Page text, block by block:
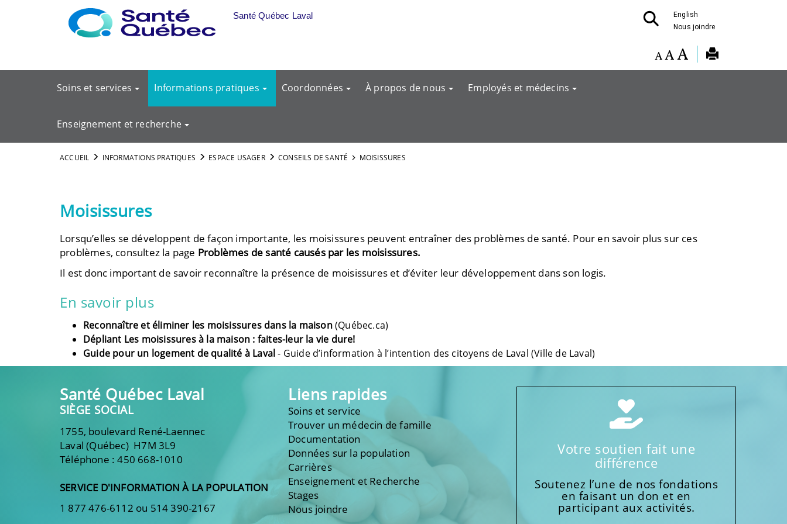
Aller au menu principal
English
Nous joindre
Santé Québec Laval
Soins et services Informations pratiques Coordonnées À propos de nous Employés et médecins
Enseignement et recherche
ACCUEIL INFORMATIONS PRATIQUES ESPACE USAGER CONSEILS DE SANTÉ MOISISSURES
Moisissures
Lorsqu’elles se développent de façon importante, les moisissures peuvent entraîner des problèmes de santé. Pour en savoir plus sur ces
problèmes, consultez la page Problèmes de santé causés par les moisissures.
Il est donc important de savoir reconnaître la présence de moisissures et d’éviter leur développement dans son logis.
En savoir plus
Reconnaître et éliminer les moisissures dans la maison(Québec.ca)
Dépliant Les moisissures à la maison : faites-leur la vie dure!
Guide pour un logement de qualité à Laval- Guide d’information à l’intention des citoyens de Laval (Ville de Laval)
Santé Québec Laval
SIÈGE SOCIAL
1755, boulevard René-Laennec
Laval (Québec) H7M 3L9
Téléphone : 450 668-1010
SERVICE D'INFORMATION À LA POPULATION
1 877 476-6112 ou 514 390-2167
Liens rapides
Soins et service
Trouver un médecin de famille
Documentation
Données sur la population
Carrières
Enseignement et Recherche
Stages
Nous joindre
Votre soutien fait une
différence
Soutenez l’une de nos fondations
en faisant un don et en
participant aux activités.